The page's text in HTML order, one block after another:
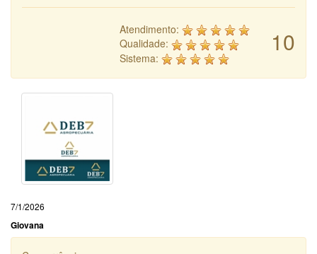
10
Atendimento:
Qualidade:
Sistema:
7/1/2026
Giovana